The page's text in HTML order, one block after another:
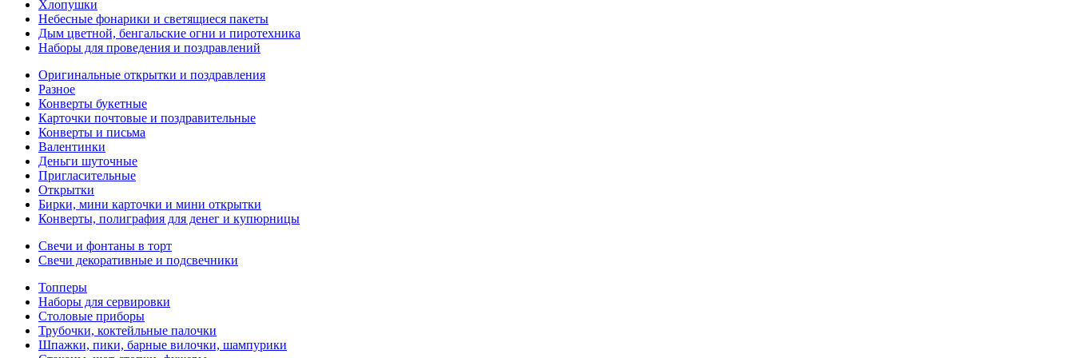
Хлопушки
Небесные фонарики и светящиеся пакеты
Дым цветной, бенгальские огни и пиротехника
Наборы для проведения и поздравлений
Оригинальные открытки и поздравления
Разное
Конверты букетные
Карточки почтовые и поздравительные
Конверты и письма
Валентинки
Деньги шуточные
Пригласительные
Открытки
Бирки, мини карточки и мини открытки
Конверты, полиграфия для денег и купюрницы
Свечи и фонтаны в торт
Свечи декоративные и подсвечники
Топперы
Наборы для сервировки
Столовые приборы
Трубочки, коктейльные палочки
Шпажки, пики, барные вилочки, шампурики